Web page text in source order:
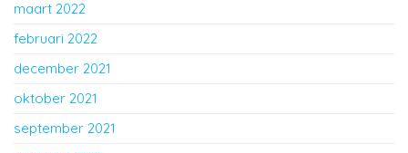
maart 2022
februari 2022
december 2021
oktober 2021
september 2021